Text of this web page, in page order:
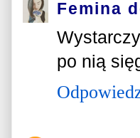
Femina
po nią